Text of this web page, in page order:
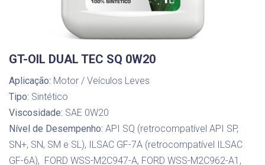
GT-OIL DUAL TEC SQ 0W20
Aplicação: Motor / Veículos Leves
Tipo: Sintético
Viscosidade: SAE 0W20
Nível de Desempenho: API SQ (retrocompatível API SP,
SN+, SN, SM e SL), ILSAC GF-7A (retrocompatível ILSAC
GF-6A), FORD WSS-M2C947-A, FORD WSS-M2C962-A1,